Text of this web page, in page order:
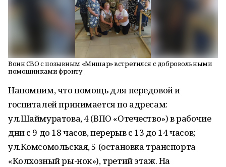
Воин СВО с позывным «Мишар» встретился с добровольными
помощниками фронту
Напомним, что помощь для передовой и
госпиталей принимается по адресам:
ул.Шаймуратова, 4 (ВПО «Отечество») в рабочие
дни с 9 до 18 часов, перерыв с 13 до 14 часов;
ул.Комсомольская, 5 (остановка транспорта
«Колхозный ры-нок»), третий этаж. На